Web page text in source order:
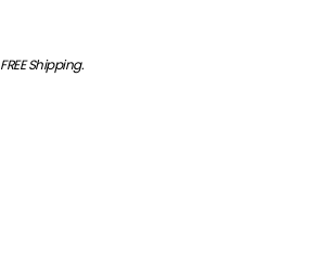
FREE Shipping.